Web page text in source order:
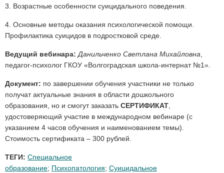
3. Возрастные особенности суицидального поведения.
4. Основные методы оказания психологической помощи.
Профилактика суицидов в подростковой среде.
Ведущий вебинара:Данильченко Светлана Михайловна,
педагог-психолог ГКОУ «Волгоградская школа-интернат №1».
Документ: по завершении обучения участники не только
получат актуальные знания в области дошкольного
образования, но и смогут заказать СЕРТИФИКАТ,
удостоверяющий участие в международном вебинаре (с
указанием 4 часов обучения и наименованием темы).
Стоимость сертификата – 300 рублей.
ТЕГИ: Специальное
образование; Психопатология; Суицидальное